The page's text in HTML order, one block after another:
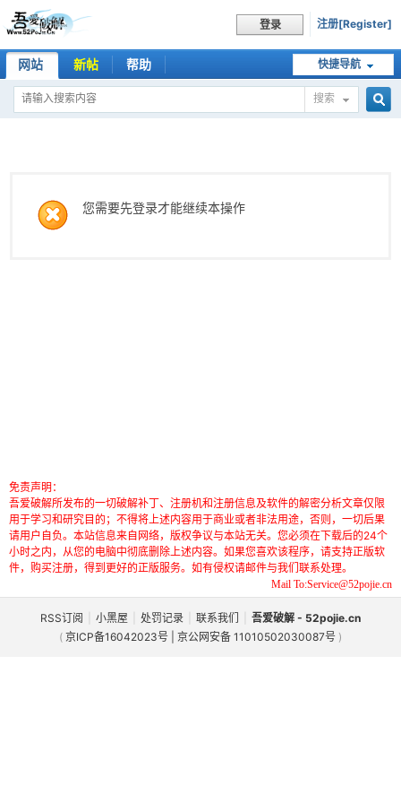
登录 注册[Register]
快捷导航
网站 新帖 帮助
搜索
您需要先登录才能继续本操作
免责声明：
吾爱破解所发布的一切破解补丁、注册机和注册信息及软件的解密分析文章仅限
用于学习和研究目的；不得将上述内容用于商业或者非法用途，否则，一切后果
请用户自负。本站信息来自网络，版权争议与本站无关。您必须在下载后的24个
小时之内，从您的电脑中彻底删除上述内容。如果您喜欢该程序，请支持正版软
件，购买注册，得到更好的正版服务。如有侵权请邮件与我们联系处理。
Mail To:Service@52pojie.cn
RSS订阅 小黑屋 处罚记录 联系我们
吾爱破解 - 52pojie.cn
( 京ICP备16042023号 | 京公网安备 11010502030087号 )